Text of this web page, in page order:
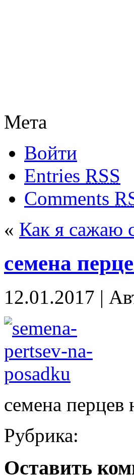
Мета
Войти
Entries RSS
Comments
« Как я сажаю
семена
12.01.2017 |
семена перцев
Рубрика:
Оставить